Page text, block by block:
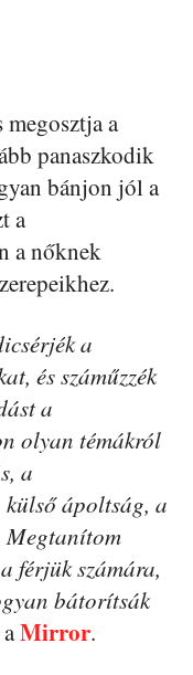
megosztja a
panaszkodik
bánjon jól a
a
a nőknek
a
és száműzzék
a
olyan témákról
a
külső ápoltság, a
Megtanítom
férjük számára,
bátorítsák
Mirror.